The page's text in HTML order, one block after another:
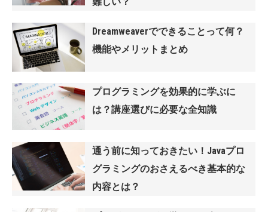
Dreamweaverでできることって何？
機能やメリットまとめ
プログラミングを効果的に学ぶに
は？講座選びに必要な全知識
通う前に知っておきたい！Javaプロ
グラミングのおさえるべき基本的な
内容とは？